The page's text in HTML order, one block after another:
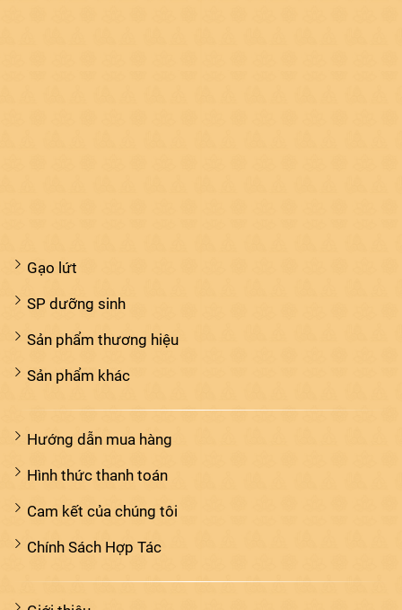
Gạo lứt
SP dưỡng sinh
Sản phẩm thương hiệu
Sản phẩm khác
Hướng dẫn mua hàng
Hình thức thanh toán
Cam kết của chúng tôi
Chính Sách Hợp Tác